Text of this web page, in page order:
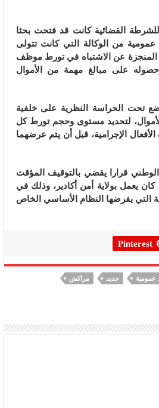
للشرطة القضائية كانت قد فتحت بحثا
من الوكالة التي كانت تتولى
المنجزة عن الاشتباه في تورط موظف
على مبالغ مهمة من الأموال
تحت الحراسة النظرية على خلفية
الأموال، لتحديد مستوى وحجم تورط كل
الإجرامية، قبل أن يتم عرضهما
الوطني قرارا يقضي بالتوقيف المؤقت
يعمل بولاية أمن أكادير، وذلك في
التي يفرضها النظام الأساسي الخاص
Pinterest
عمومية جديد
مراكش